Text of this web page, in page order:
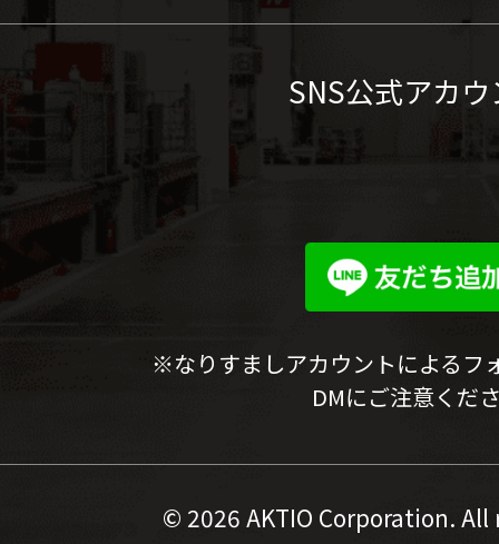
SNS公式アカ
※なりすましアカウントによるフ
DMにご注意くだ
© 2026 AKTIO Corporation.